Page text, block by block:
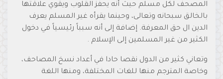
المصحف لكل مسلم حيث أنه يحفز القلوب ويقوي علاقتها
بالخالق سبحانه وتعالى، وحينما يقرأه غير المسلم يعرف
الدين ال حق المعرفة. إضافة إلى أنه سبباً رئيسياً في دخول
الكثير من غير المسلمين إلى الإسلام .
وتعاني كثير من الدول نقصا حادا في أعداد نسخ المصاحف،
وخاصة المترجم منها للغات المختلفة، ومنها اللغة